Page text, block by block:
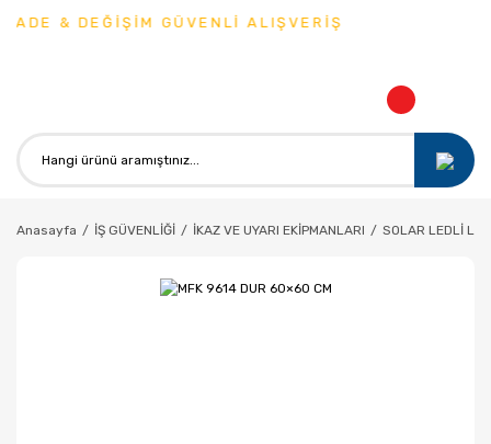
& DEĞİŞİM GÜVENLİ ALIŞVERİŞ
Anasayfa İŞ GÜVENLİĞİ İKAZ VE UYARI EKİPMANLARI SOLAR LEDLİ